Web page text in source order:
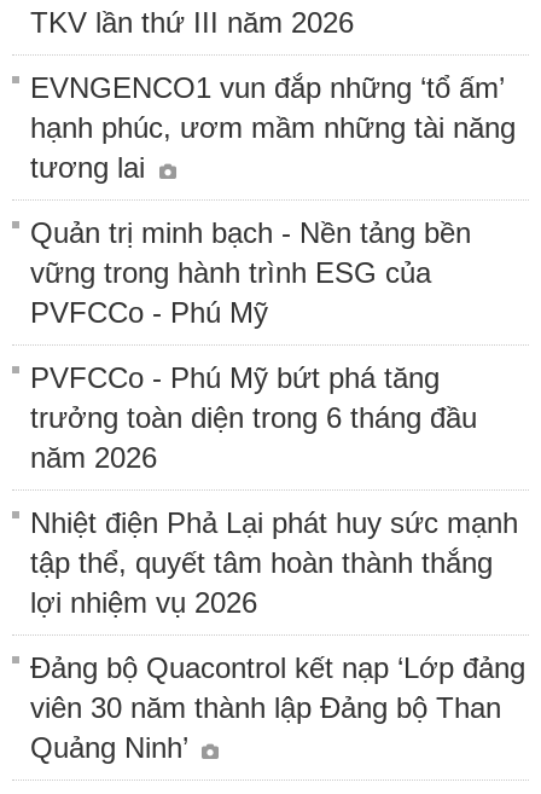
TKV lần thứ III năm 2026
EVNGENCO1 vun đắp những ‘tổ ấm’
hạnh phúc, ươm mầm những tài năng
tương lai
Quản trị minh bạch - Nền tảng bền
vững trong hành trình ESG của
PVFCCo - Phú Mỹ
PVFCCo - Phú Mỹ bứt phá tăng
trưởng toàn diện trong 6 tháng đầu
năm 2026
Nhiệt điện Phả Lại phát huy sức mạnh
tập thể, quyết tâm hoàn thành thắng
lợi nhiệm vụ 2026
Đảng bộ Quacontrol kết nạp ‘Lớp đảng
viên 30 năm thành lập Đảng bộ Than
Quảng Ninh’